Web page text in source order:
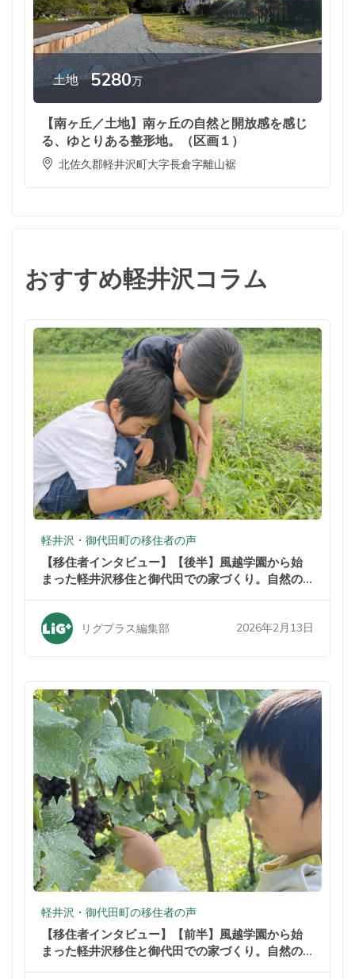
土地 5280万
【南ヶ丘／土地】南ヶ丘の自然と開放感を感じ
る、ゆとりある整形地。（区画１）
北佐久郡軽井沢町大字長倉字離山裾
おすすめ軽井沢コラム
軽井沢・御代田町の移住者の声
【移住者インタビュー】【後半】風越学園から始
まった軽井沢移住と御代田での家づくり。自然の
リグプラス編集部 2026年2月13日
軽井沢・御代田町の移住者の声
【移住者インタビュー】【前半】風越学園から始
まった軽井沢移住と御代田での家づくり。自然の